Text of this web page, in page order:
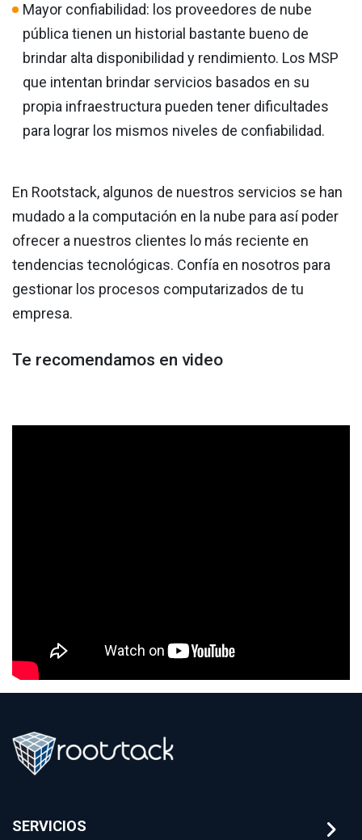
Mayor confiabilidad: los proveedores de nube
pública tienen un historial bastante bueno de
brindar alta disponibilidad y rendimiento. Los MSP
que intentan brindar servicios basados en su
propia infraestructura pueden tener dificultades
para lograr los mismos niveles de confiabilidad.
En Rootstack, algunos de nuestros servicios se han
mudado a la computación en la nube para así poder
ofrecer a nuestros clientes lo más reciente en
tendencias tecnológicas. Confía en nosotros para
gestionar los procesos computarizados de tu
empresa.
Te recomendamos en video
SERVICIOS